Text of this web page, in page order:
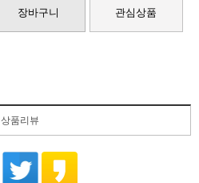
장바구니 관심상품
상품리뷰